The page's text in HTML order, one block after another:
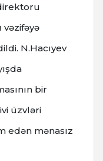
vəzifəyə
N.Hacıyev
bir
üzvləri
edən mənasız